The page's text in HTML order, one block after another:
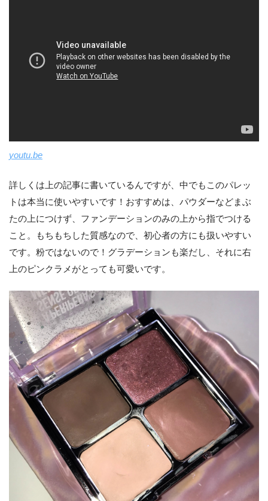
youtu.be
詳しくは上の記事に書いているんですが、中でもこのパレッ
トは本当に使いやすいです！おすすめは、パウダーなどまぶ
たの上につけず、ファンデーションのみの上から指でつける
こと。もちもちした質感なので、初心者の方にも扱いやすい
です。粉ではないので！グラデーションも楽だし、それに右
上のピンクラメがとっても可愛いです。